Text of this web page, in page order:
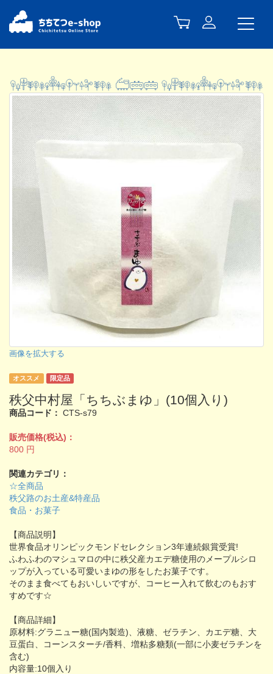
画像を拡大する
オススメ 限定品
秩父中村屋「ちちぶまゆ」(10個入り)
商品コード： CTS-s79
販売価格(税込)：
800 円
関連カテゴリ：
☆全商品
秩父路のお土産&特産品
食品・お菓子
【商品説明】
世界食品オリンピックモンドセレクション3年連続銀賞受賞!
ふわふわのマシュマロの中に秩父産カエデ糖使用のメープルシロ
ップが入っている可愛いまゆの形をしたお菓子です。
そのまま食べてもおいしいですが、コーヒー入れて飲むのもおす
すめです☆
【商品詳細】
原材料:グラニュー糖(国内製造)、液糖、ゼラチン、カエデ糖、大
豆蛋白、コーンスターチ/香料、増粘多糖類(一部に小麦ゼラチンを
含む)
内容量:10個入り